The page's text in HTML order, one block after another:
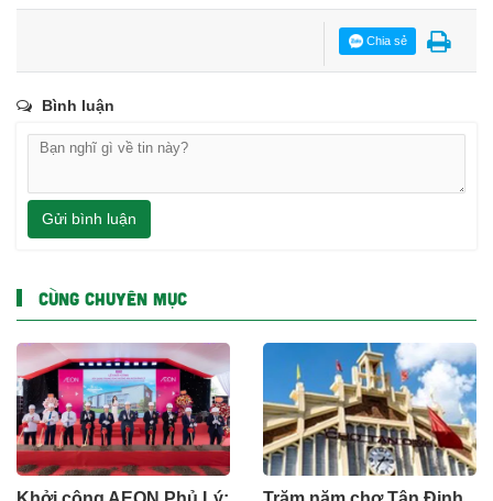
Chia sẻ
Bình luận
Gửi bình luận
CÙNG CHUYÊN MỤC